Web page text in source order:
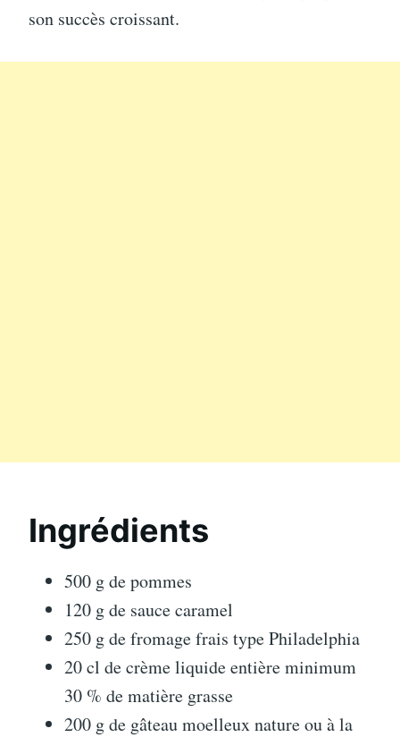
son succès croissant.
Ingrédients
500 g de pommes
120 g de sauce caramel
250 g de fromage frais type Philadelphia
20 cl de crème liquide entière minimum
30 % de matière grasse
200 g de gâteau moelleux nature ou à la